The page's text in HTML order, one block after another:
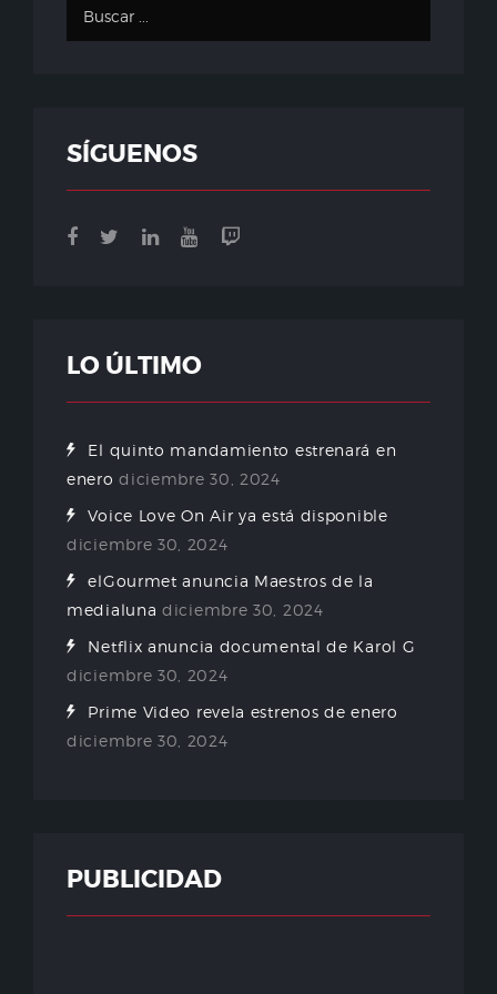
SÍGUENOS
LO ÚLTIMO
El quinto mandamiento estrenará en
enero diciembre 30, 2024
Voice Love On Air ya está disponible
diciembre 30, 2024
elGourmet anuncia Maestros de la
medialuna diciembre 30, 2024
Netflix anuncia documental de Karol G
diciembre 30, 2024
Prime Video revela estrenos de enero
diciembre 30, 2024
PUBLICIDAD